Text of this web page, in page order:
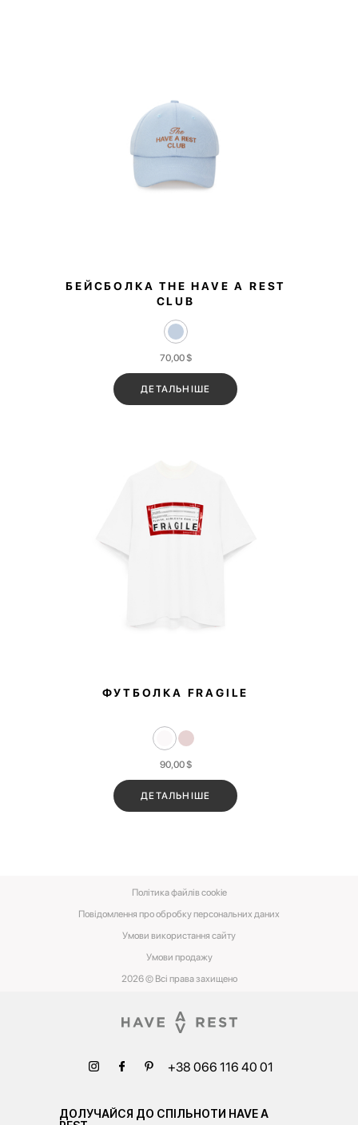
БЕЙСБОЛКА THE HAVE A REST
CLUB
70,00$
ДЕТАЛЬНІШЕ
ФУТБОЛКА FRAGILE
90,00$
ДЕТАЛЬНІШЕ
2026 © Всі права захищено
Повідомлення про обробку персональних даних
Умови використання сайту
Умови‌ ‌продажу‌
Політика файлів cookie
+38 066 116 40 01
ДОЛУЧАЙСЯ ДО СПІЛЬНОТИ HAVE A